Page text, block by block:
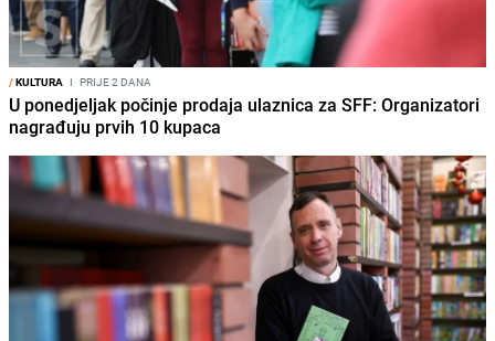
/KULTURA I PRIJE 2 DANA
U ponedjeljak počinje prodaja ulaznica za SFF: Organizatori
nagrađuju prvih 10 kupaca